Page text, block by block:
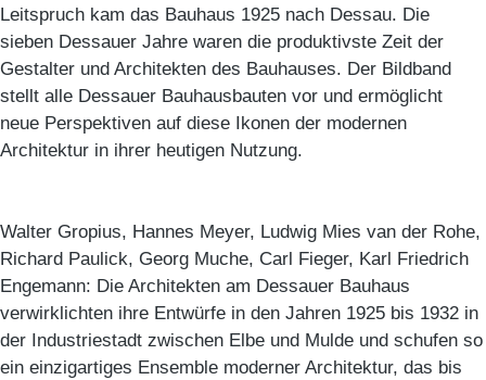
Leitspruch kam das Bauhaus 1925 nach Dessau. Die
sieben Dessauer Jahre waren die produktivste Zeit der
Gestalter und Architekten des Bauhauses. Der Bildband
stellt alle Dessauer Bauhausbauten vor und ermöglicht
neue Perspektiven auf diese Ikonen der modernen
Architektur in ihrer heutigen Nutzung.
Walter Gropius, Hannes Meyer, Ludwig Mies van der Rohe,
Richard Paulick, Georg Muche, Carl Fieger, Karl Friedrich
Engemann: Die Architekten am Dessauer Bauhaus
verwirklichten ihre Entwürfe in den Jahren 1925 bis 1932 in
der Industriestadt zwischen Elbe und Mulde und schufen so
ein einzigartiges Ensemble moderner Architektur, das bis